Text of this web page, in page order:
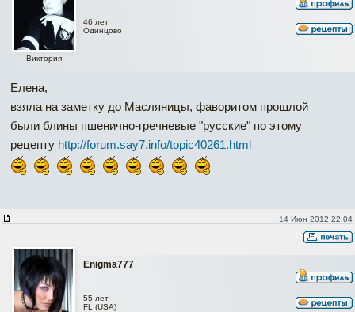
Виктория
46 лет
Одинцово
Елена,
взяла на заметку до Масляницы, фаворитом прошлой
были блины пшенично-гречневые "русские" по этому
рецепту http://forum.say7.info/topic40261.html
14 Июн 2012 22:04
Enigma777
55 лет
FL (USA)